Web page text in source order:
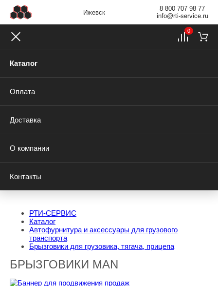
Ижевск
8 800 707 98 77
info@rti-service.ru
Каталог
Оплата
Доставка
О компании
Контакты
0
РТИ-СЕРВИС
Каталог
Автофурнитура и аксессуары для грузового
транспорта
Брызговики для грузовика, тягача, прицепа
БРЫЗГОВИКИ MAN